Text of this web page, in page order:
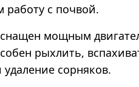
работу с почвой.
мощным
рыхлить,
сорняков.